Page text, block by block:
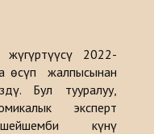
2022-
өсүп жалпысынан
Бул тууралуу,
эксперт
күнү